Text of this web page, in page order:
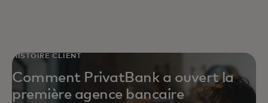
HISTOIRE CLIENT
Comment PrivatBank a ouvert la
première agence bancaire